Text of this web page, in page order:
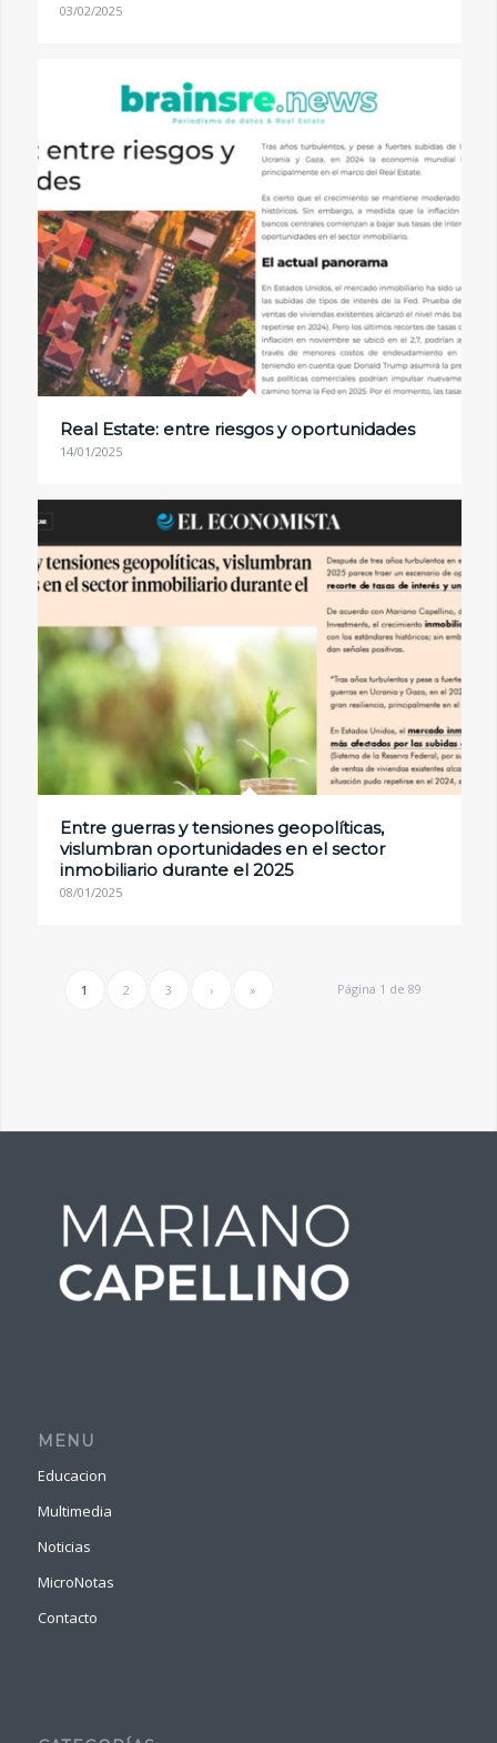
03/02/2025
Real Estate: entre riesgos y oportunidades
14/01/2025
Entre guerras y tensiones geopolíticas,
vislumbran oportunidades en el sector
inmobiliario durante el 2025
08/01/2025
Página 1 de 89
1 2 3 › »
MENU
Educacion
Multimedia
Noticias
MicroNotas
Contacto